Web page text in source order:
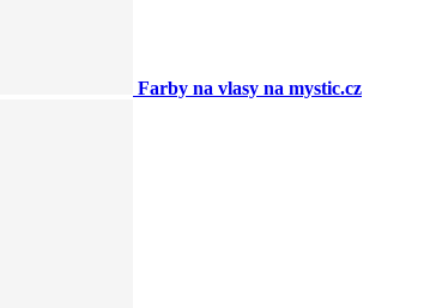
Farby na vlasy na mystic.cz